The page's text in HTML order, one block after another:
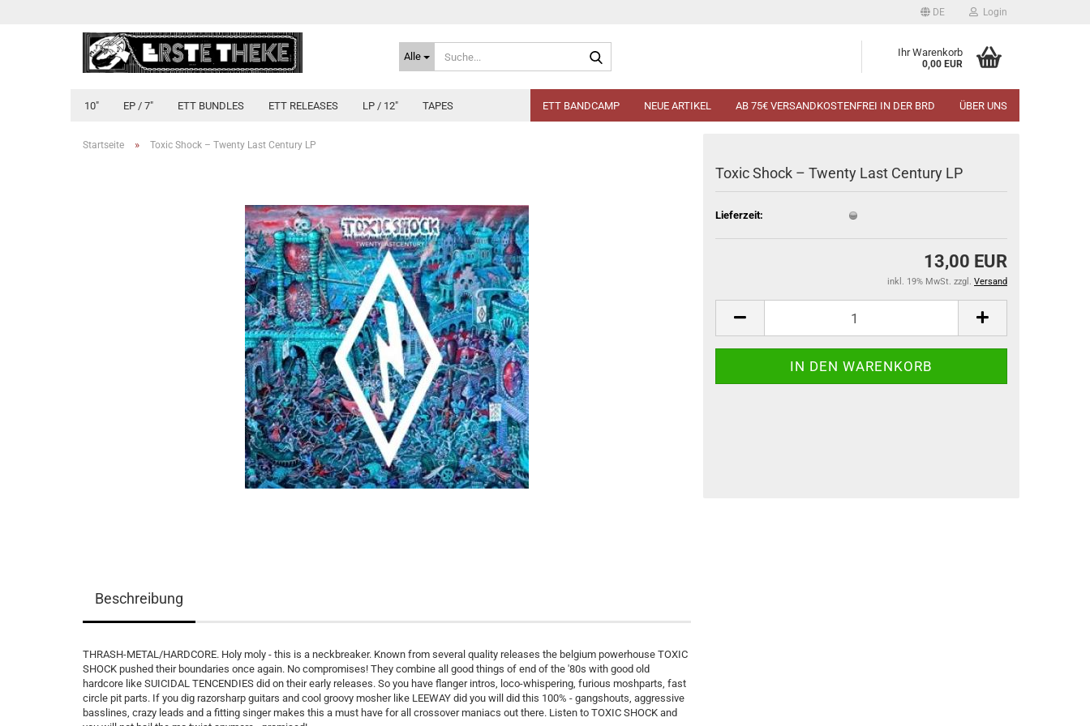
DE Login
Alle Ihr Warenkorb
0,00 EUR
10" EP / 7" ETT BUNDLES ETT RELEASES LP / 12" TAPES ETT BANDCAMP NEUE ARTIKEL AB 75€ VERSANDKOSTENFREI IN DER BRD ÜBER UNS
Startseite » Toxic Shock – Twenty Last Century LP
Toxic Shock – Twenty Last Century LP
Lieferzeit:
13,00 EUR
inkl. 19% MwSt. zzgl. Versand
Beschreibung
THRASH-METAL/HARDCORE. Holy moly - this is a neckbreaker. Known from several quality releases the belgium powerhouse TOXIC
SHOCK pushed their boundaries once again. No compromises! They combine all good things of end of the '80s with good old
hardcore like SUICIDAL TENCENDIES did on their early releases. So you have flanger intros, loco-whispering, furious moshparts, fast
circle pit parts. If you dig razorsharp guitars and cool groovy mosher like LEEWAY did you will did this 100% - gangshouts, aggressive
basslines, crazy leads and a fitting singer makes this a must have for all crossover maniacs out there. Listen to TOXIC SHOCK and